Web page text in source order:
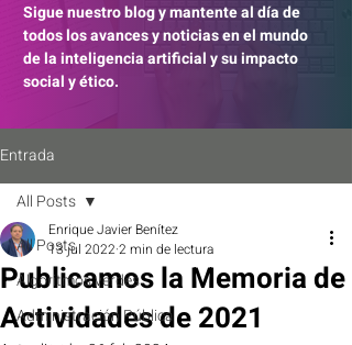
Sigue nuestro blog y mantente al día de
todos los avances y noticias en el mundo
de la inteligencia artificial y su impacto
social y ético.
Entrada
All Posts
Algoritmos verdes
Administración Pública
All Posts
Publicamos la Memoria de
Actividades de 2021
Enrique Javier Benítez
13 jul 2022 2 min de lectura